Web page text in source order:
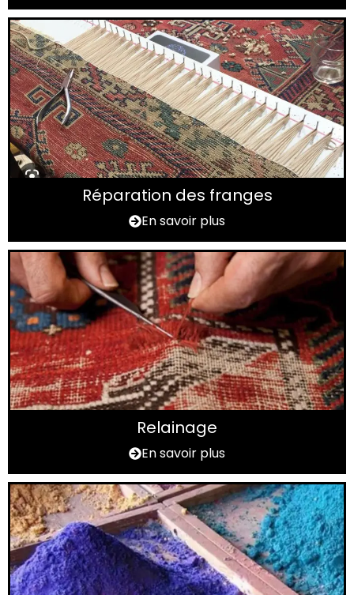
Réparation des franges
En savoir plus
Relainage
En savoir plus